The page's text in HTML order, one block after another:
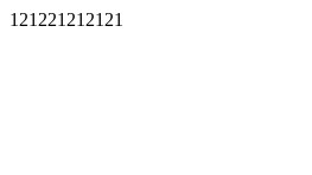
121221212121